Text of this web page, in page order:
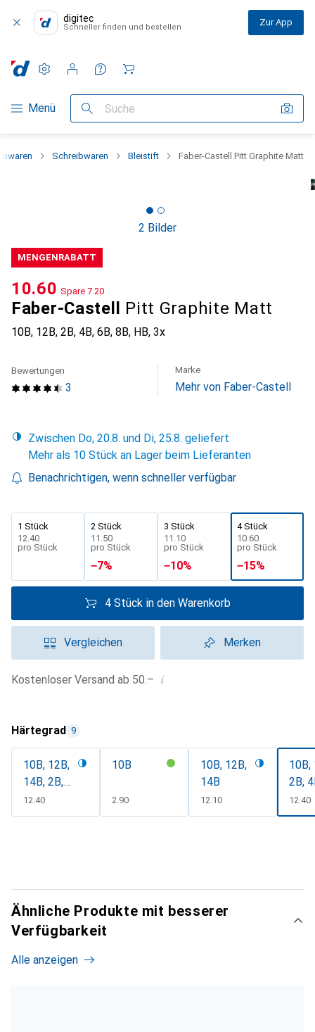
digitec
Schneller finden und bestellen Zur App
Navigation nach Kategorien
Menü Suche
Einstellungen
Kundenkonto
Vergleichslisten
Merklisten
Warenkorb
Schreibwaren Bleistift Faber-Castell Pitt Graphite Matt
2 Bilder
MENGENRABATT
Faber-Castell Pitt Graphite Matt
10B, 12B, 2B, 4B, 6B, 8B, HB, 3x
CHF
10.60 Spare CHF
7.20
3
Bewertungen Marke
Mehr von Faber-Castell
Zwischen Do, 20.8. und Di, 25.8. geliefert
Mehr als 10 Stück an Lager beim Lieferanten
Benachrichtigen, wenn schneller verfügbar
1 Stück
CHF
12.40
pro Stück
2 Stück
CHF
11.50
pro Stück
−7%
3 Stück
CHF
11.10
pro Stück
−10%
4 Stück
CHF
10.60
pro Stück
−15%
4 Stück in den Warenkorb
Vergleichen Merken
Kostenloser Versand ab 50.– i
Härtegrad 9
10B, 12B,
14B, 2B,
4B, 6B, 8B
CHF
12.40
10B
CHF
2.90
10B, 12B,
14B
CHF
12.10
10B,
2B,
8B,
CHF
12.40
Ähnliche Produkte mit besserer
Verfügbarkeit
Alle anzeigen